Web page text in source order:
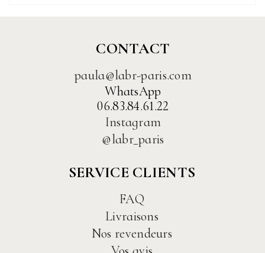
CONTACT
paula@labr-paris.com
WhatsApp
06.83.84.61.22
Instagram
@labr_paris
SERVICE CLIENTS
FAQ
Livraisons
Nos revendeurs